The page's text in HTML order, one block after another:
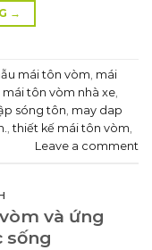
→
mái tôn vòm mái
mái tôn vòm nhà xe
sóng tôn may dap
,thiết kế mái tôn vòm
Leave a comment
và ứng
sống